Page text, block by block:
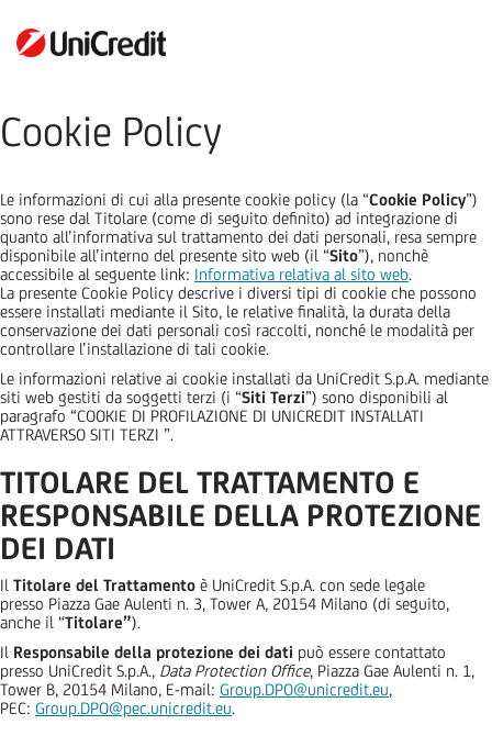
Cookie Policy
Le informazioni di cui alla presente cookie policy (la “Cookie Policy”)
sono rese dal Titolare (come di seguito definito) ad integrazione di
quanto all’informativa sul trattamento dei dati personali, resa sempre
disponibile all’interno del presente sito web (il “Sito”), nonchè
accessibile al seguente link: Informativa relativa al sito web.
La presente Cookie Policy descrive i diversi tipi di cookie che possono
essere installati mediante il Sito, le relative finalità, la durata della
conservazione dei dati personali così raccolti, nonché le modalità per
controllare l’installazione di tali cookie.
Le informazioni relative ai cookie installati da UniCredit S.p.A. mediante
siti web gestiti da soggetti terzi (i “Siti Terzi”) sono disponibili al
paragrafo “COOKIE DI PROFILAZIONE DI UNICREDIT INSTALLATI
ATTRAVERSO SITI TERZI ”.
TITOLARE DEL TRATTAMENTO E
RESPONSABILE DELLA PROTEZIONE
DEI DATI
Il Titolare del Trattamento è UniCredit S.p.A. con sede legale
presso Piazza Gae Aulenti n. 3, Tower A, 20154 Milano (di seguito,
anche il “Titolare”).
Il Responsabile della protezione dei dati può essere contattato
presso UniCredit S.p.A., Data Protection Office, Piazza Gae Aulenti n. 1,
Tower B, 20154 Milano, E-mail: Group.DPO@unicredit.eu,
PEC: Group.DPO@pec.unicredit.eu.